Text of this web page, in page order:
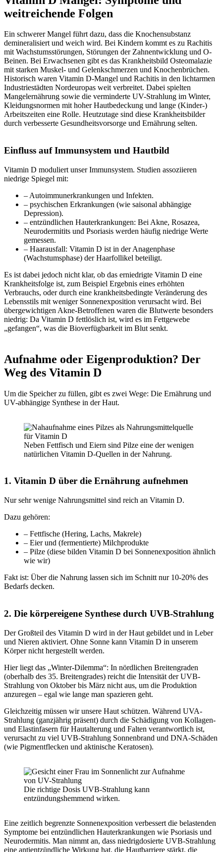
weitreichende Folgen
Ein schwerer Mangel führt dazu, dass die Knochensubstanz
demineralisiert und weich wird. Bei Kindern kommt es zu Rachitis
mit Wachstumsstörungen, Störungen der Zahnentwicklung und O-
Beinen. Bei Erwachsenen gibt es das Krankheitsbild Osteomalazie
mit starken Muskel- und Gelenkschmerzen und Knochenbrüchen.
Historisch waren Vitamin D-Mangel und Rachitis in den lichtarmen
Industriestädten Nordeuropas weit verbreitet. Dabei spielten
Mangelernährung sowie die verminderte UV-Strahlung im Winter,
Kleidungsnormen mit hoher Hautbedeckung und lange (Kinder-)
Arbeitszeiten eine Rolle. Heutzutage sind diese Krankheitsbilder
durch verbesserte Gesundheitsvorsorge und Ernährung selten.
Einfluss auf Immunsystem und Hautbild
Vitamin D moduliert unser Immunsystem. Studien assoziieren
niedrige Spiegel mit:
– Autoimmunerkrankungen und Infekten.
– psychischen Erkrankungen (wie saisonal abhängige
Depression).
– entzündlichen Hauterkrankungen: Bei Akne, Rosazea,
Neurodermitits und Psoriasis werden häufig niedrige Werte
gemessen.
– Haarausfall: Vitamin D ist in der Anagenphase
(Wachstumsphase) der Haarfollikel beteiligt.
Es ist dabei jedoch nicht klar, ob das erniedrigte Vitamin D eine
Krankheitsfolge ist, zum Beispiel Ergebnis eines erhöhten
Verbrauchs, oder durch eine krankheitsbedingte Veränderung des
Lebensstils mit weniger Sonnenexposition verursacht wird. Bei
übergewichtigen Akne-Betroffenen waren die Blutwerte besonders
niedrig: Da Vitamin D fettlöslich ist, wird es im Fettgewebe
„gefangen“, was die Bioverfügbarkeit im Blut senkt.
Aufnahme oder Eigenproduktion? Der
Weg des Vitamin D
Um die Speicher zu füllen, gibt es zwei Wege: Die Ernährung und
UV-abhängige Synthese in der Haut.
Neben Fettfisch und Eiern sind Pilze eine der wenigen
natürlichen Vitamin D-Quellen in der Nahrung.
1. Vitamin D über die Ernährung aufnehmen
Nur sehr wenige Nahrungsmittel sind reich an Vitamin D.
Dazu gehören:
– Fettfische (Hering, Lachs, Makrele)
– Eier und (fermentierte) Milchprodukte
– Pilze (diese bilden Vitamin D bei Sonnenexposition ähnlich
wie wir)
Fakt ist: Über die Nahrung lassen sich im Schnitt nur 10-20% des
Bedarfs decken.
2. Die körpereigene Synthese durch UVB-Strahlung
Der Großteil des Vitamin D wird in der Haut gebildet und in Leber
und Nieren aktiviert. Ohne Sonne kann Vitamin D in unserem
Körper nicht hergestellt werden.
Hier liegt das „Winter-Dilemma“: In nördlichen Breitengraden
(oberhalb des 35. Breitengrades) reicht die Intensität der UVB-
Strahlung von Oktober bis März nicht aus, um die Produktion
anzuregen – egal wie lange man spazieren geht.
Gleichzeitig müssen wir unsere Haut schützen. Während UVA-
Strahlung (ganzjährig präsent) durch die Schädigung von Kollagen-
und Elastinfasern für Hautalterung und Falten verantwortlich ist,
verursacht zu viel UVB-Strahlung Sonnenbrand und DNA-Schäden
(wie Pigmentflecken und aktinische Keratosen).
Die richtige Dosis UVB-Strahlung kann
entzündungshemmend wirken.
Eine zeitlich begrenzte Sonnenexposition verbessert die belastenden
Symptome bei entzündlichen Hauterkrankungen wie Psoriasis und
Neurodermitis. Man nimmt an, dass niedrigdosierte UVB-Strahlung
eine antientzündliche Wirkung hat, die Hautbarriere stärkt, die